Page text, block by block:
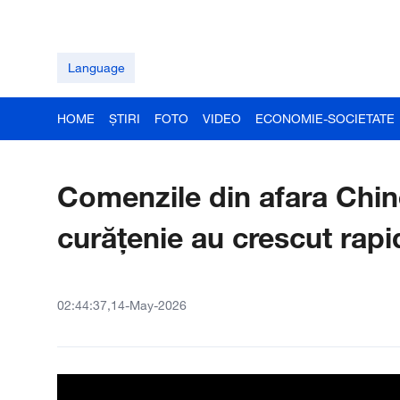
Language
HOME ȘTIRI FOTO VIDEO ECONOMIE-SOCIETATE
Comenzile din afara
curățenie au crescut
02:44:37,14-May-2026